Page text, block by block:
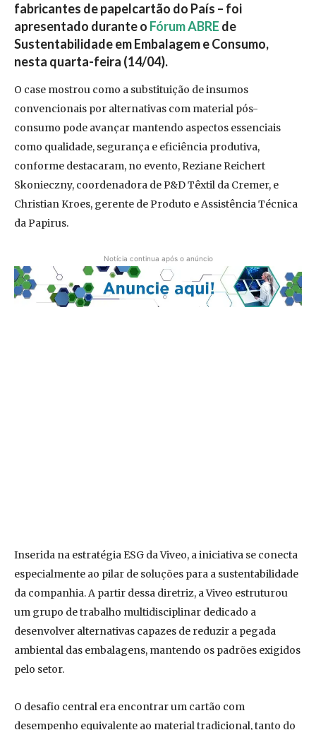
fabricantes de papelcartão do País – foi
apresentado durante o Fórum ABRE de
Sustentabilidade em Embalagem e Consumo,
nesta quarta-feira (14/04).
O case mostrou como a substituição de insumos
convencionais por alternativas com material pós-
consumo pode avançar mantendo aspectos essenciais
como qualidade, segurança e eficiência produtiva,
conforme destacaram, no evento, Reziane Reichert
Skonieczny, coordenadora de P&D Têxtil da Cremer, e
ChristianKroes, gerente de Produto e Assistência Técnica
da Papirus.
Notícia continua após o anúncio
Inserida na estratégia ESG da Viveo, a iniciativa se conecta
especialmente ao pilar de soluções para a sustentabilidade
da companhia. A partir dessa diretriz, a Viveo estruturou
um grupo de trabalho multidisciplinar dedicado a
desenvolver alternativas capazes de reduzir a pegada
ambiental das embalagens, mantendo os padrões exigidos
pelo setor.
O desafio central era encontrar um cartão com
desempenho equivalente ao material tradicional, tanto do